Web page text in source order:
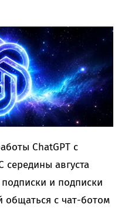
ChatGPT с
середины августа
и подписки
общаться с чат-ботом